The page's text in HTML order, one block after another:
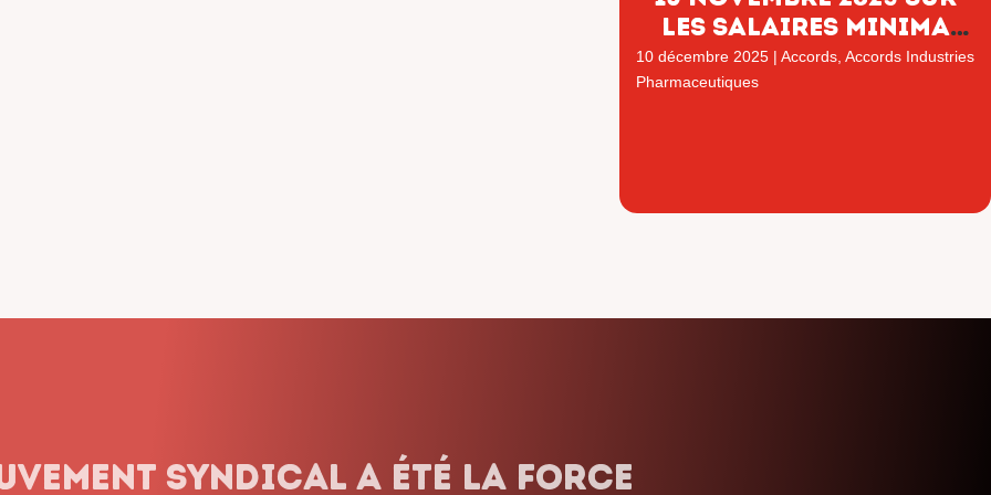
LES SALAIRES MINIMA
CONVENTIONNELS
10 décembre 2025 | Accords Accords Industries
Pharmaceutiques
ne renonce jamais. Nous